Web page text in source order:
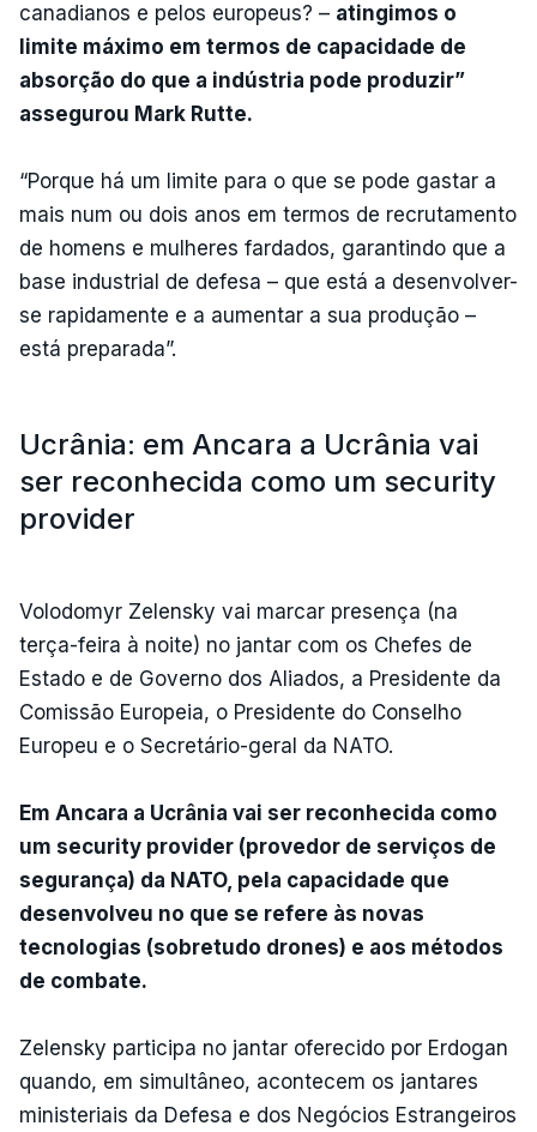
canadianos e pelos europeus? – atingimos o
limite máximo em termos de capacidade de
absorção do que a indústria pode produzir”
assegurou Mark Rutte.
“Porque há um limite para o que se pode gastar a
mais num ou dois anos em termos de recrutamento
de homens e mulheres fardados, garantindo que a
base industrial de defesa – que está a desenvolver-
se rapidamente e a aumentar a sua produção –
está preparada”.
Ucrânia: em Ancara a Ucrânia vai
ser reconhecida como um security
provider
Volodomyr Zelensky vai marcar presença (na
terça-feira à noite) no jantar com os Chefes de
Estado e de Governo dos Aliados, a Presidente da
Comissão Europeia, o Presidente do Conselho
Europeu e o Secretário-geral da NATO.
Em Ancara a Ucrânia vai ser reconhecida como
um security provider (provedor de serviços de
segurança) da NATO, pela capacidade que
desenvolveu no que se refere às novas
tecnologias (sobretudo drones) e aos métodos
de combate.
Zelensky participa no jantar oferecido por Erdogan
quando, em simultâneo, acontecem os jantares
ministeriais da Defesa e dos Negócios Estrangeiros